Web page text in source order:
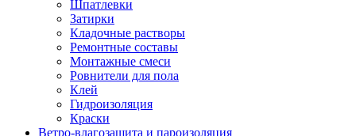
Шпатлевки
Затирки
Кладочные растворы
Ремонтные составы
Монтажные смеси
Ровнители для пола
Клей
Гидроизоляция
Краски
Ветро-влагозащита и пароизоляция